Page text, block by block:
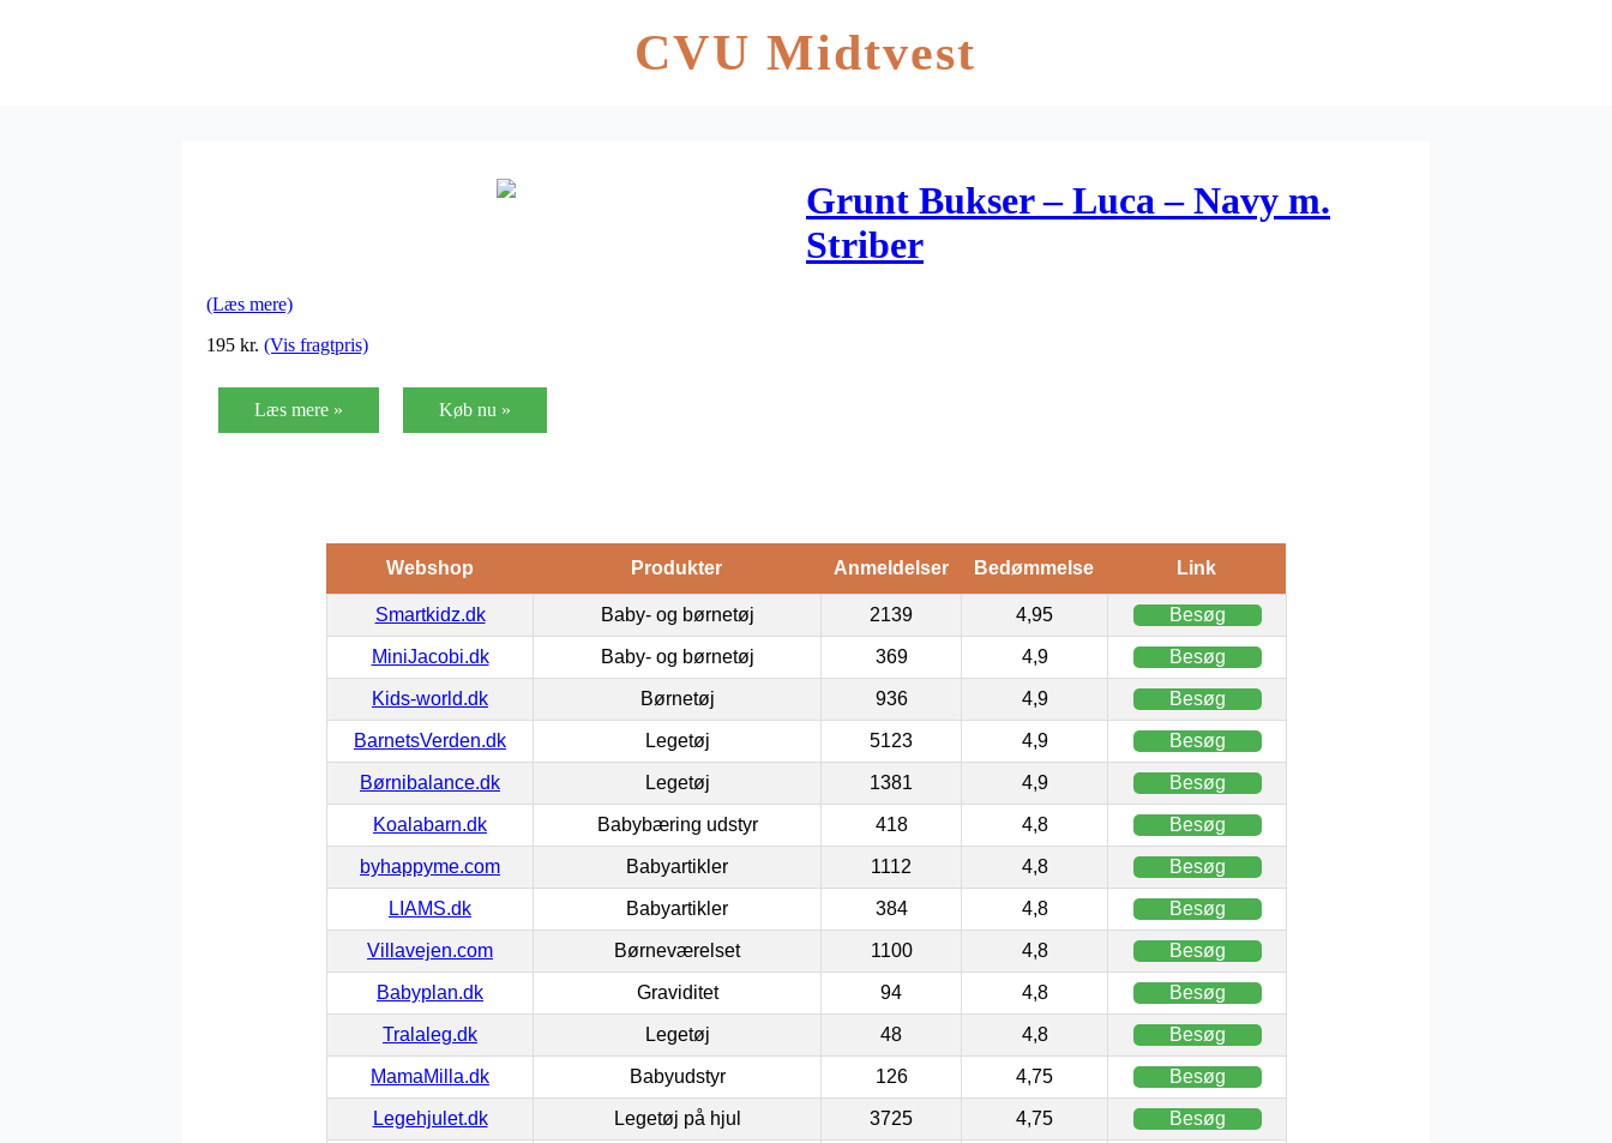
CVU Midtvest
Grunt Bukser – Luca – Navy m.
Striber
(Læs mere)
195 kr. (Vis fragtpris)
Læs mere » Køb nu »
Webshop Produkter Anmeldelser Bedømmelse Link
Smartkidz.dk Baby- og børnetøj 2139 4,95 Besøg
MiniJacobi.dk Baby- og børnetøj 369 4,9 Besøg
Kids-world.dk Børnetøj 936 4,9 Besøg
BarnetsVerden.dk Legetøj 5123 4,9 Besøg
Børnibalance.dk Legetøj 1381 4,9 Besøg
Koalabarn.dk Babybæring udstyr 418 4,8 Besøg
byhappyme.com Babyartikler 1112 4,8 Besøg
LIAMS.dk Babyartikler 384 4,8 Besøg
Villavejen.com Børneværelset 1100 4,8 Besøg
Babyplan.dk Graviditet 94 4,8 Besøg
Tralaleg.dk Legetøj 48 4,8 Besøg
MamaMilla.dk Babyudstyr 126 4,75 Besøg
Legehjulet.dk Legetøj på hjul 3725 4,75 Besøg